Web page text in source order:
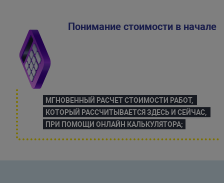
Понимание стоимости в начале
МГНОВЕННЫЙ РАСЧЕТ СТОИМОСТИ РАБОТ,
КОТОРЫЙ РАССЧИТЫВАЕТСЯ ЗДЕСЬ И СЕЙЧАС,
ПРИ ПОМОЩИ ОНЛАЙН КАЛЬКУЛЯТОРА;